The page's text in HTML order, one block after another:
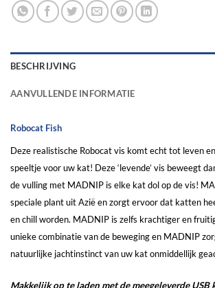
BESCHRIJVING
AANVULLENDE INFORMATIE
Robocat Fish
Deze realistische Robocat vis komt echt tot leven
speeltje voor uw kat! Deze ‘levende’ vis beweegt
de vulling met MADNIP is elke kat dol op de vis!
speciale plant uit Azië en zorgt ervoor dat katten
en chill worden. MADNIP is zelfs krachtiger en
unieke combinatie van de beweging en MADNIP
natuurlijke jachtinstinct van uw kat onmiddellijk
Makkelijk op te laden met de meegeleverde USB